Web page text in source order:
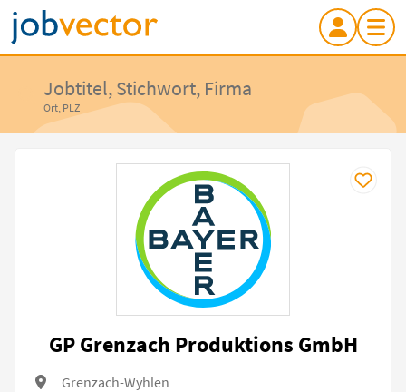
Jobtitel, Stichwort, Firma
Ort, PLZ
GP Grenzach Produktions GmbH
Grenzach-Wyhlen